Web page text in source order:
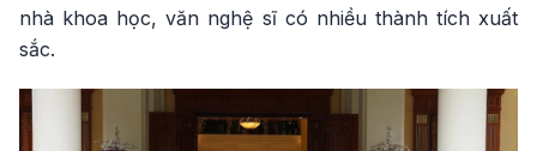
nhà khoa học, văn nghệ sĩ có nhiều thành tích xuất
sắc.